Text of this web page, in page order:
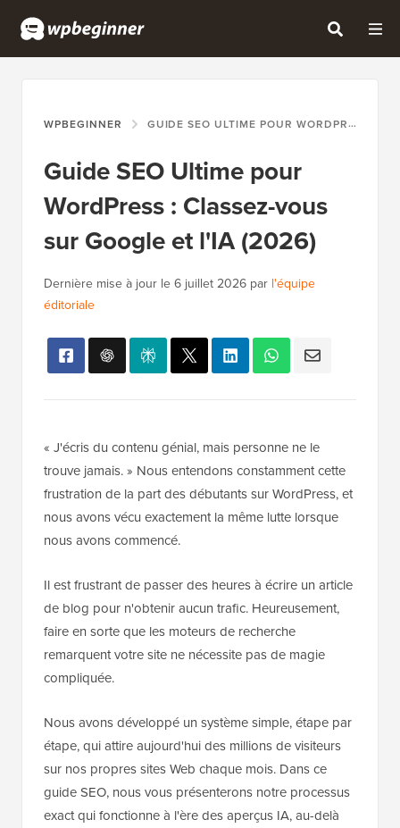
WPBEGINNER GUIDE SEO ULTIME POUR WORDPRESS : CLASSEZ-VOUS SUR GOOGLE ET L'IA (2026)
Guide SEO Ultime pour
WordPress : Classez-vous
sur Google et l'IA (2026)
Dernière mise à jour le 6 juillet 2026 par l'équipe
éditoriale
« J'écris du contenu génial, mais personne ne le
trouve jamais. » Nous entendons constamment cette
frustration de la part des débutants sur WordPress, et
nous avons vécu exactement la même lutte lorsque
nous avons commencé.
Il est frustrant de passer des heures à écrire un article
de blog pour n'obtenir aucun trafic. Heureusement,
faire en sorte que les moteurs de recherche
remarquent votre site ne nécessite pas de magie
compliquée.
Nous avons développé un système simple, étape par
étape, qui attire aujourd'hui des millions de visiteurs
sur nos propres sites Web chaque mois. Dans ce
guide SEO, nous vous présenterons notre processus
exact qui fonctionne à l'ère des aperçus IA, au-delà